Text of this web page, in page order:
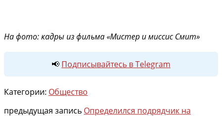
На фото: кадры из фильма «Мистер и миссис Смит»
📢 Подписывайтесь в Telegram
Категории: Общество
предыдущая запись Определился подрядчик на